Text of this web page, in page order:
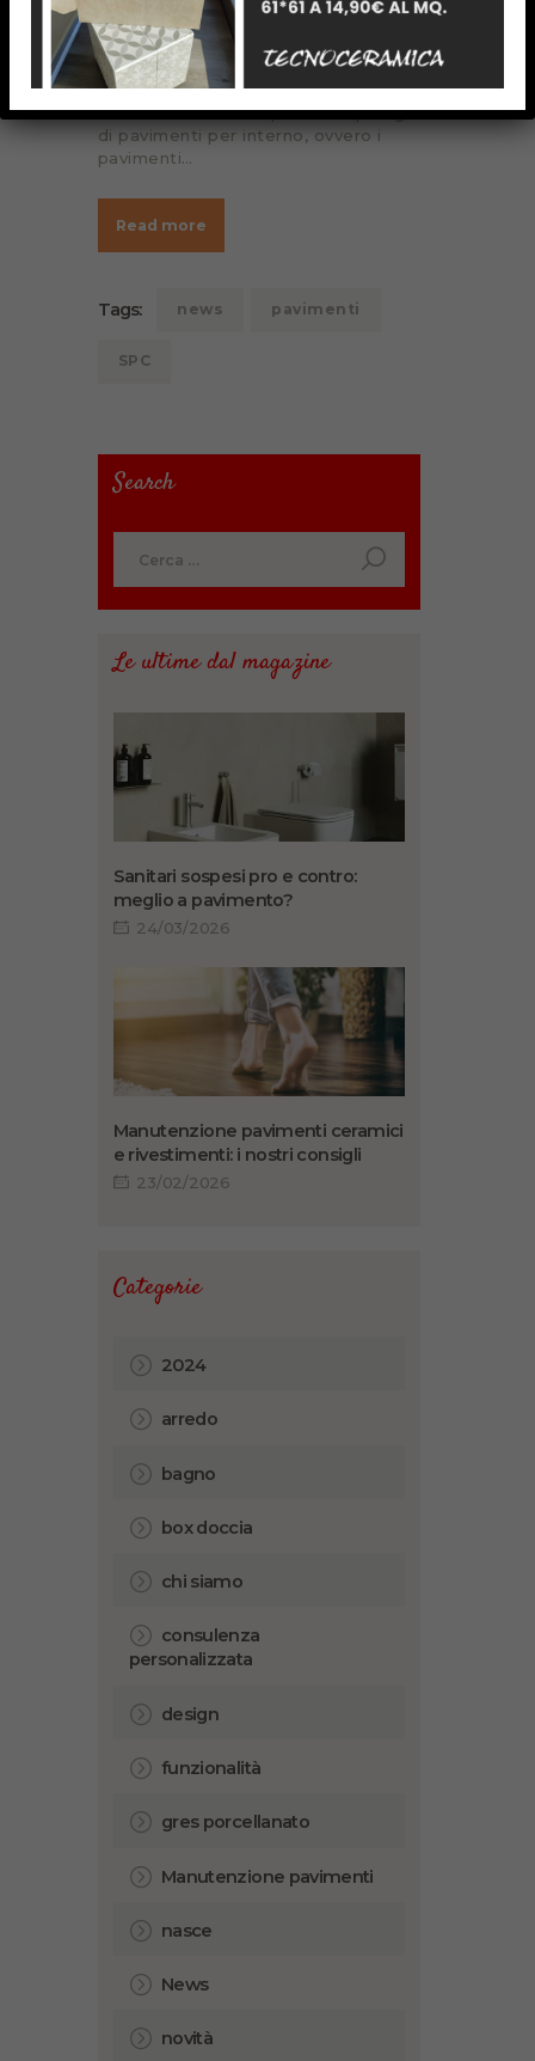
che come sappiamo sono anch’essi
importantissimi e dunque vanno
scelti bene. Nello specifico però noi
di Tecnoceramica vogliamo
soffermarci su una specifica tipologia
di pavimenti per interno, ovvero i
pavimenti…
Read more
Tags: news pavimenti
SPC
Search
per:
Le ultime dal magazine
Sanitari sospesi pro e contro:
meglio a pavimento?
24/03/2026
Manutenzione pavimenti ceramici
e rivestimenti: i nostri consigli
23/02/2026
Categorie
2024
arredo
bagno
box doccia
chi siamo
consulenza
personalizzata
design
funzionalità
gres porcellanato
Manutenzione pavimenti
nasce
News
novità